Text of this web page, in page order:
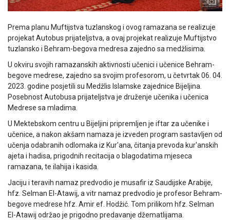
Prema planu Muftijstva tuzlanskog i ovog ramazana se realizuje
projekat Autobus prijateljstva, a ovaj projekat realizuje Muftijstvo
tuzlansko i Behram-begova medresa zajedno sa medžlisima.
U okviru svojih ramazanskih aktivnosti učenici i učenice Behram-
begove medrese, zajedno sa svojim profesorom, u četvrtak 06. 04.
2023. godine posjetili su Medžlis Islamske zajednice Bijeljina.
Posebnost Autobusa prijateljstva je druženje učenika i učenica
Medrese sa mladima.
U Mektebskom centru u Bijeljini pripremljen je iftar za učenike i
učenice, a nakon akšam namaza je izveden program sastavljen od
učenja odabranih odlomaka iz Kur'ana, čitanja prevoda kur'anskih
ajeta i hadisa, prigodnih recitacija o blagodatima mjeseca
ramazana, te ilahija i kasida.
Jaciju i teravih namaz predvodio je musafir iz Saudijske Arabije,
hfz. Selman El-Atawij, a vitr namaz predvodio je profesor Behram-
begove medrese hfz. Amir ef. Hodžić. Tom prilikom hfz. Selman
El-Atawij održao je prigodno predavanje džematlijama.